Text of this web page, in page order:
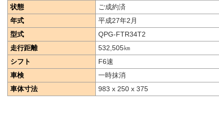
状態
ご成約済
年式
平成27年2月
型式
QPG-FTR34T2
走行距離
532,505㎞
シフト
F6速
車検
一時抹消
車体寸法
983 x 250 x 375